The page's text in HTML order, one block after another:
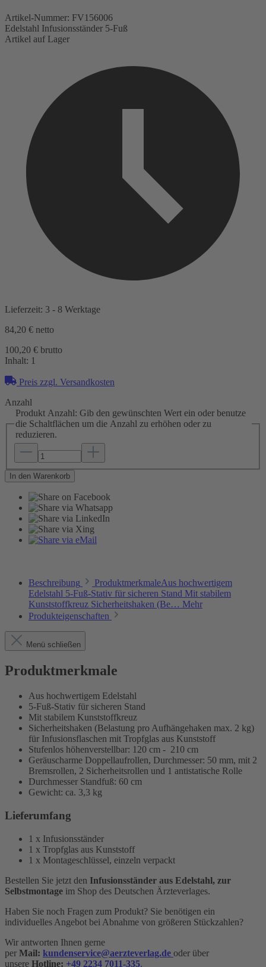
Artikel-Nummer: FV156006
Edelstahl Infusionsständer 5-Fuß
Artikel auf Lager
Lieferzeit: 3 - 8 Werktage
84,20 € netto
100,20 € brutto
Inhalt: 1
Preis zzgl. Versandkosten
Anzahl
Produkt Anzahl: Gib den gewünschten Wert ein oder benutze
die Schaltflächen um die Anzahl zu erhöhen oder zu
reduzieren.
In den Warenkorb
Beschreibung
ProduktmerkmaleAus hochwertigem
Edelstahl 5-Fuß-Stativ für sicheren Stand Mit stabilem
Kunststoffkreuz Sicherheitshaken (Be… Mehr
Produkteigenschaften
Menü schließen
Produktmerkmale
Aus hochwertigem Edelstahl
5-Fuß-Stativ für sicheren Stand
Mit stabilem Kunststoffkreuz
Sicherheitshaken (Belastung pro Aufhängehaken max. 2 kg)
für Infusionsflaschen mit Tropfglas aus Kunststoff
Stufenlos höhenverstellbar: 120 cm - 210 cm
Geräuscharme Doppellaufrollen, Durchmesser: 50 mm, mit 2
Bremsrollen, 2 Sicherheitsrollen und 1 antistatische Rolle
Durchmesser Standfuß: 60 cm
Gewicht: ca. 3,3 kg
Lieferumfang
1 x Infusionsständer
1 x Tropfglas aus Kunststoff
1 x Montageschlüssel, einzeln verpackt
Bestellen Sie jetzt den Infusionsständer aus Edelstahl, zur
Selbstmontage im Shop des Deutschen Ärzteverlages.
Haben Sie noch Fragen zum Produkt? Sie benötigen ein
individuelles Angebot bei Abnahme von größeren Stückzahlen?
Wir antworten Ihnen gerne
per Mail: kundenservice@aerzteverlag.de oder über
unsere Hotline: +49 2234 7011-335.